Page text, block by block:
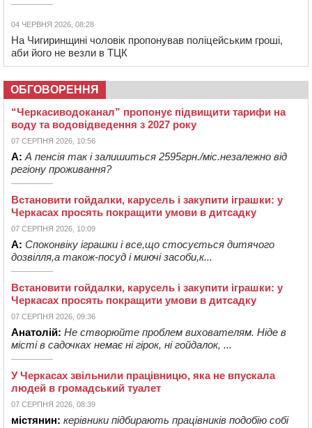
04 ЧЕРВНЯ 2026, 08:28
На Чигиринщині чоловік пропонував поліцейським гроші,
аби його не везли в ТЦК
ОБГОВОРЕННЯ
“Черкасиводоканал” пропонує підвищити тарифи на
воду та водовідведення з 2027 року
07 СЕРПНЯ 2026, 10:56
А: А пенсія так і залишиться 2595грн./міс.незалежно від
регіону проживання?
Встановити гойдалки, карусель і закупити іграшки: у
Черкасах просять покращити умови в дитсадку
07 СЕРПНЯ 2026, 10:09
А: Споконвіку іграшки і все,що стосується дитячого
дозвілля,а також-посуд і миючі засоби,к...
Встановити гойдалки, карусель і закупити іграшки: у
Черкасах просять покращити умови в дитсадку
07 СЕРПНЯ 2026, 09:36
Анатолій: Не створюйте проблем вихователям. Ніде в
місті в садочках немає ні гірок, ні гойдалок, ...
У Черкасах звільнили працівницю, яка не впускала
людей в громадський туалет
07 СЕРПНЯ 2026, 08:39
містянин: керівники підбирають працівників подобію собі